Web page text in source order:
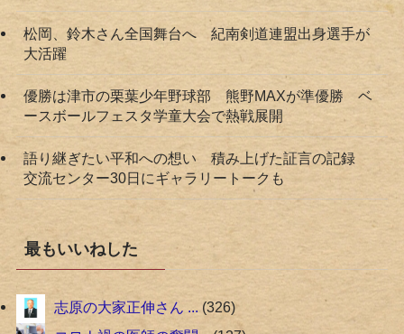
松岡、鈴木さん全国舞台へ 紀南剣道連盟出身選手が
大活躍
優勝は津市の栗葉少年野球部 熊野MAXが準優勝 ベ
ースボールフェスタ学童大会で熱戦展開
語り継ぎたい平和への想い 積み上げた証言の記録
交流センター30日にギャラリートークも
最もいいねした
志原の大家正伸さん ... 326